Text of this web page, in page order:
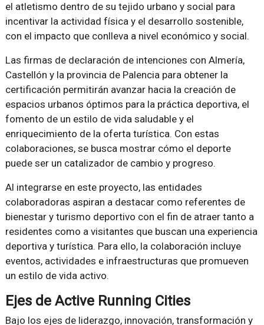
el atletismo dentro de su tejido urbano y social para
incentivar la actividad física y el desarrollo sostenible,
con el impacto que conlleva a nivel económico y social.
Las firmas de declaración de intenciones con Almería,
Castellón y la provincia de Palencia para obtener la
certificación permitirán avanzar hacia la creación de
espacios urbanos óptimos para la práctica deportiva, el
fomento de un estilo de vida saludable y el
enriquecimiento de la oferta turística. Con estas
colaboraciones, se busca mostrar cómo el deporte
puede ser un catalizador de cambio y progreso.
Al integrarse en este proyecto, las entidades
colaboradoras aspiran a destacar como referentes de
bienestar y turismo deportivo con el fin de atraer tanto a
residentes como a visitantes que buscan una experiencia
deportiva y turística. Para ello, la colaboración incluye
eventos, actividades e infraestructuras que promueven
un estilo de vida activo.
Ejes de Active Running Cities
Bajo los ejes de liderazgo, innovación, transformación y